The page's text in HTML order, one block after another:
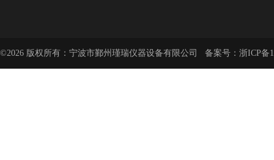
©2026 版权所有：宁波市鄞州瑾瑞仪器设备有限公司 备案号： 浙ICP备